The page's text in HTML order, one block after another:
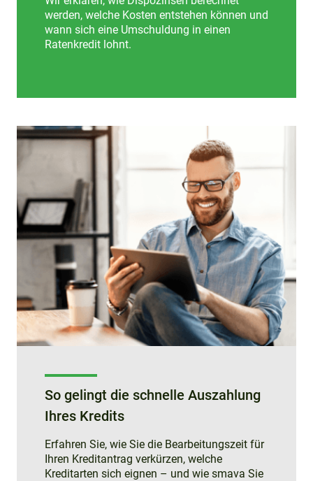
werden, welche Kosten entstehen können und
wann sich eine Umschuldung in einen
Ratenkredit lohnt.
So gelingt die schnelle Auszahlung
Ihres Kredits
Erfahren Sie, wie Sie die Bearbeitungszeit für
Ihren Kreditantrag verkürzen, welche
Kreditarten sich eignen – und wie smava Sie